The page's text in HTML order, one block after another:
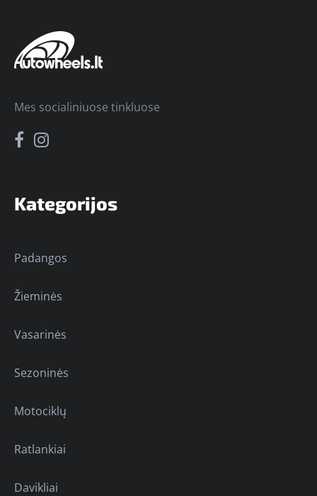
Kategorijos
Padangos
Žieminės
Vasarinės
Sezoninės
Motociklų
Ratlankiai
Davikliai
Mes socialiniuose tinkluose